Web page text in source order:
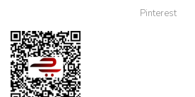
Pinterest